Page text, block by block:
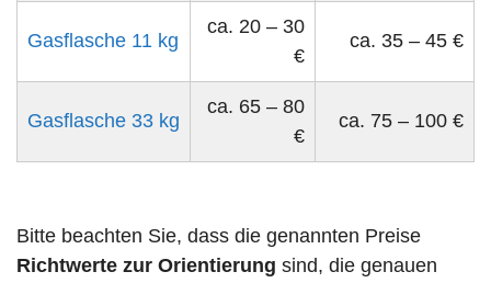
Gasflasche 11 kg
ca. 20 – 30
€
ca. 35 – 45 €
Gasflasche 33 kg
ca. 65 – 80
€
ca. 75 – 100 €
Bitte beachten Sie, dass die genannten Preise
Richtwerte zur Orientierung sind, die genauen